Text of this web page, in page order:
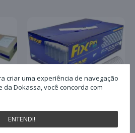
criar uma experiência de navegação
da Dokassa, você concorda com
ENTENDI!